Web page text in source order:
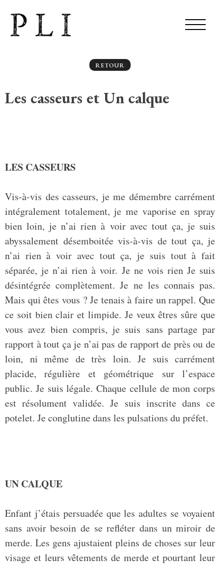
RETOUR
Les casseurs et Un calque
LES CASSEURS
Vis-à-vis des casseurs, je me démembre carrément
intégralement totalement, je me vaporise en spray
bien loin, je n’ai rien à voir avec tout ça, je suis
abyssalement désemboitée vis-à-vis de tout ça, je
n’ai rien à voir avec tout ça, je suis tout à fait
séparée, je n’ai rien à voir. Je ne vois rien Je suis
désintégrée complètement. Je ne les connais pas.
Mais qui êtes vous ? Je tenais à faire un rappel. Que
ce soit bien clair et limpide. Je veux êtres sûre que
vous avez bien compris, je suis sans partage par
rapport à tout ça je n’ai pas de rapport de près ou de
loin, ni même de très loin. Je suis carrément
placide, régulière et géométrique sur l’espace
public. Je suis légale. Chaque cellule de mon corps
est résolument validée. Je suis inscrite dans ce
potelet. Je conglutine dans les pulsations du préfet.
UN CALQUE
Enfant j’étais persuadée que les adultes se voyaient
sans avoir besoin de se refléter dans un miroir de
merde. Les gens ajustaient pleins de choses sur leur
visage et leurs vêtements de merde et pourtant leur